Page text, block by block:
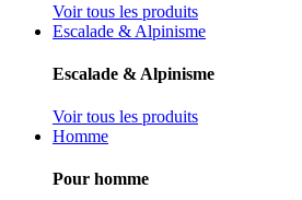
Voir tous les produits
Escalade & Alpinisme
Escalade & Alpinisme
Voir tous les produits
Homme
Pour homme